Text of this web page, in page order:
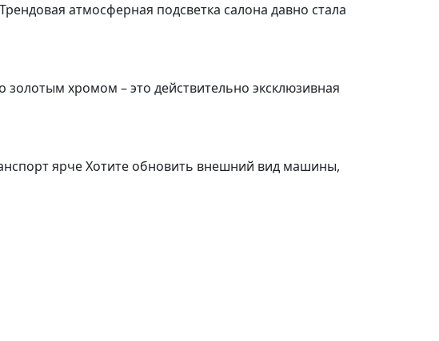
атмосферная подсветка салона давно стала
хромом – это действительно эксклюзивная
ярче Хотите обновить внешний вид машины,